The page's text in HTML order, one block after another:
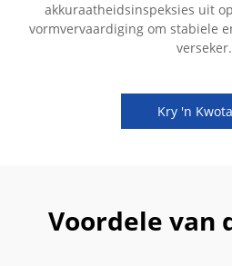
akkuraatheidsinspeksies uit
vormvervaardiging om stabiele
verseker.
Kry 'n
Voordele van